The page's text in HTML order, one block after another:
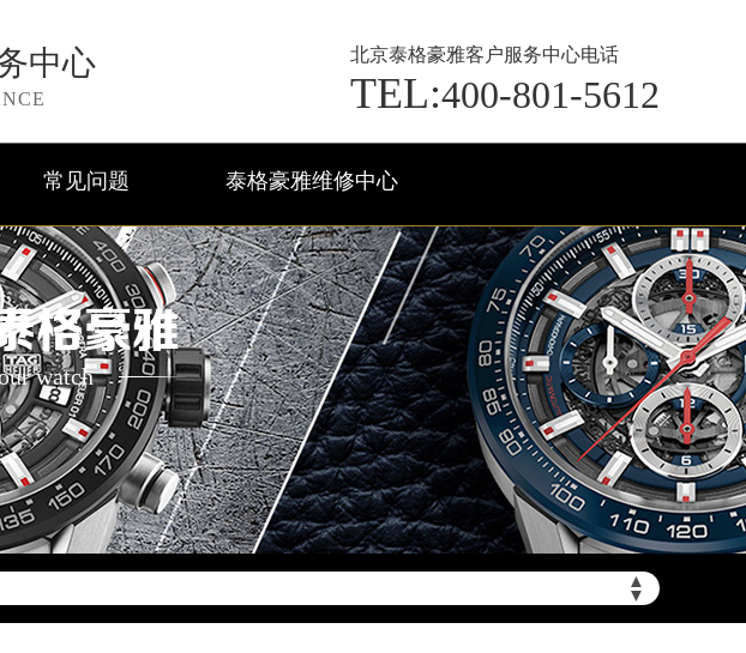
中心 北京泰格豪雅客户服务中心电话
TEL:400-801-5612
常见问题 泰格豪雅维修中心
格豪雅
watch
▲
▼